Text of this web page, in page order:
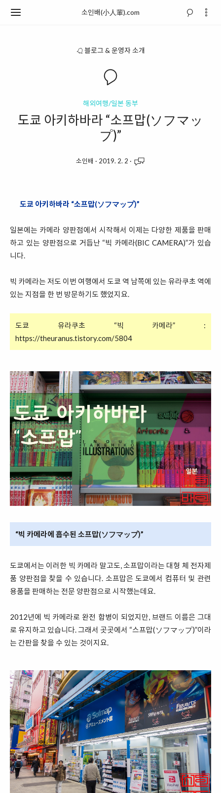
소인배(小人輩).com
블로그 & 운영자 소개
해외여행/일본 동부
도쿄 아키하바라 “소프맙(ソフマッ
プ)”
소인배 · 2019. 2. 2 ·
도쿄 아키하바라 “소프맙(ソフマップ)”
일본에는 카메라 양판점에서 시작해서 이제는 다양한 제품을 판매
하고 있는 양판점으로 거듭난 “빅 카메라(BIC CAMERA)”가 있습
니다.
빅 카메라는 저도 이번 여행에서 도쿄 역 남쪽에 있는 유라쿠초 역에
있는 지점을 한 번 방문하기도 했었지요.
도쿄 유라쿠초 “빅 카메라” :
https://theuranus.tistory.com/5804
“빅 카메라에 흡수된 소프맙(ソフマップ)”
도쿄에서는 이러한 빅 카메라 말고도, 소프맙이라는 대형 체 전자제
품 양판점을 찾을 수 있습니다. 소프맙은 도쿄에서 컴퓨터 및 관련
용품을 판매하는 전문 양판점으로 시작했는데요.
2012년에 빅 카메라로 완전 합병이 되었지만, 브랜드 이름은 그대
로 유지하고 있습니다. 그래서 곳곳에서 “스프맙(ソフマップ)”이라
는 간판을 찾을 수 있는 것이지요.